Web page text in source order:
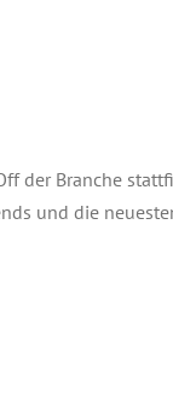
der Branche
und die